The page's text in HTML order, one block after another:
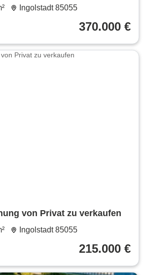
Ingolstadt 85055
370.000 €
von Privat zu verkaufen
Ingolstadt 85055
215.000 €